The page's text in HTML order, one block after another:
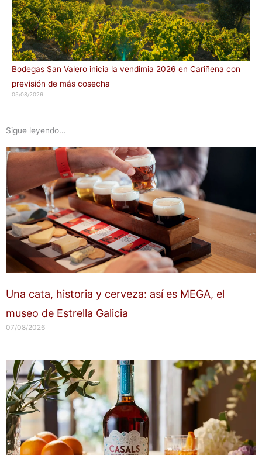
Bodegas San Valero inicia la vendimia 2026 en Cariñena con
previsión de más cosecha
05/08/2026
Sigue leyendo...
Una cata, historia y cerveza: así es MEGA, el
museo de Estrella Galicia
07/08/2026